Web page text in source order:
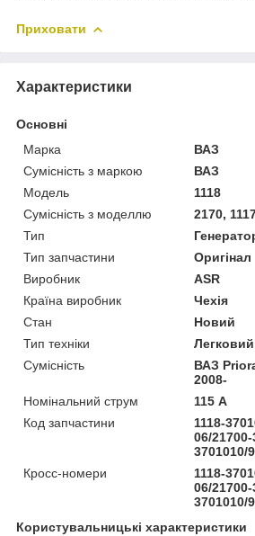
Приховати
Характеристики
Основні
Марка
ВАЗ
Сумісність з маркою
ВАЗ
Модель
1118
Сумісність з моделлю
2170,
Тип
Тип запчастини
Оригінал
Виробник
ASR
Країна виробник
Чехія
Стан
Новий
Тип техніки
Сумісність
ВАЗ
2008-
Номінальний струм
115 А
Код запчастини
1118-
06/
3701010/
Кросс-номери
1118-
06/
3701010/
Користувальницькі характеристики